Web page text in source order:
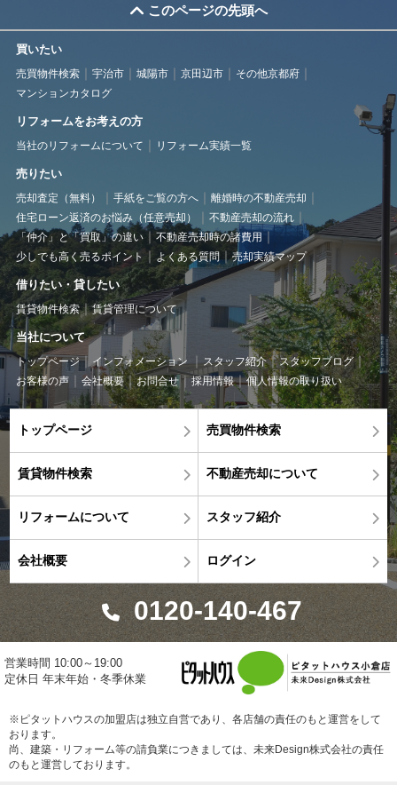
このページの先頭へ
買いたい
売買物件検索 宇治市 城陽市 京田辺市
その他京都府
マンションカタログ
リフォームをお考えの方
当社のリフォームについて リフォーム実績一覧
売りたい
売却査定（無料） 手紙をご覧の方へ
離婚時の不動産売却
住宅ローン返済のお悩み（任意売却）
不動産売却の流れ
「仲介」と「買取」の違い
不動産売却時の諸費用
少しでも高く売るポイント
よくある質問 売却実績マップ
借りたい・貸したい
賃貸物件検索 賃貸管理について
当社について
トップページ インフォメーション スタッフ紹介
スタッフブログ
お客様の声
会社概要 お問合せ 採用情報 個人情報の取り扱い
トップページ 売買物件検索
賃貸物件検索 不動産売却について
リフォームについて スタッフ紹介
会社概要 ログイン
0120-140-467
営業時間 10:00～19:00
定休日 年末年始・冬季休業
※ピタットハウスの加盟店は独立自営であり、各店舗の責任のもと運営をして
おります。
尚、建築・リフォーム等の請負業につきましては、未来Design株式会社の責任
のもと運営しております。